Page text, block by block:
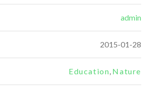
admin
2015-01-28
Education, Nature